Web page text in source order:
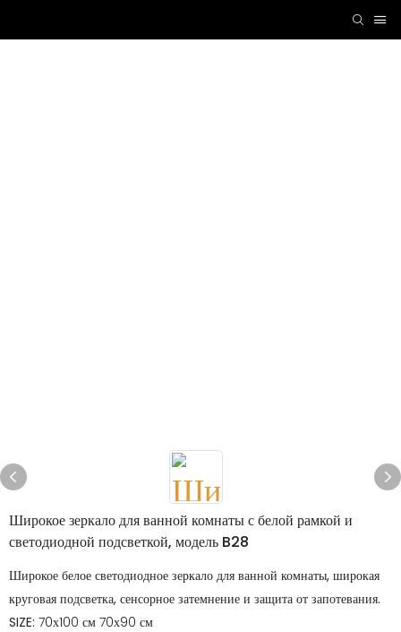
Широкое зеркало для ванной комнаты с белой рамкой и
светодиодной подсветкой, модель B28
Широкое белое светодиодное зеркало для ванной комнаты, широкая
круговая подсветка, сенсорное затемнение и защита от запотевания.
SIZE: 70х100 см 70х90 см